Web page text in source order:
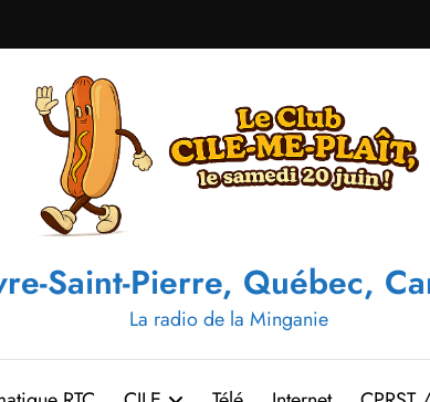
Saint-Pierre, Québec,
La radio de la Minganie